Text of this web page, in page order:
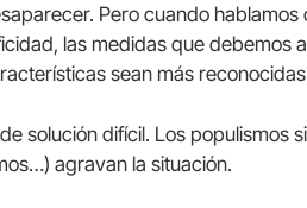
Pero cuando
las medidas que debemos
sean más
solución difícil. Los populismos
agravan la situación.